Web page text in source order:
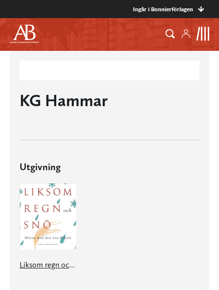
Ingår i Bonnierförlagen
KG Hammar
Utgivning
Liksom regn och snö - möten med den nya Bibeln